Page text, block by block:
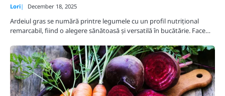
Lori December 18, 2025
Ardeiul gras se numără printre legumele cu un profil nutrițional
remarcabil, fiind o alegere sănătoasă și versatilă în bucătărie. Face…